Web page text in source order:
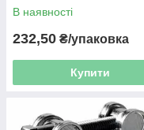
В наявності
232,50 ₴/упаковка
Купити